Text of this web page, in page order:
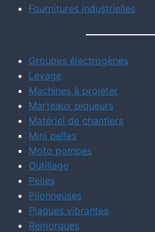
Fournitures industrielles
Groupes électrogènes
Levage
Machines à projeter
Marteaux piqueurs
Matériel de chantiers
Mini pelles
Moto pompes
Outillage
Pelles
Pilonneuses
Plaques vibrantes
Remorques